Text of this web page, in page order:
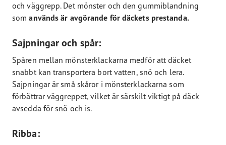
och väggrepp. Det mönster och den gummiblandning
somanvänds är avgörande för däckets prestanda.
Sajpningar och spår:
Spåren mellan mönsterklackarna medför att däcket
snabbt kan transportera bort vatten, snö och lera.
Sajpningar är små skåror i mönsterklackarna som
förbättrar väggreppet, vilket är särskilt viktigt på däck
avsedda för snö och is.
Ribba: